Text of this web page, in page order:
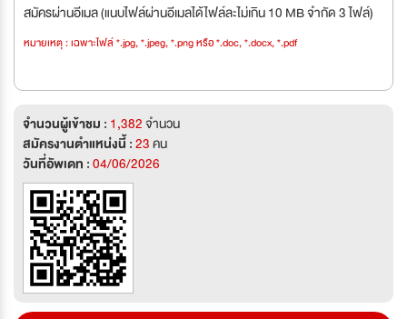
สมัครผ่านอีเมล (แนบไฟล์ผ่านอีเมลได้ไฟล์ละไม่เกิน 10 MB จำกัด 3 ไฟล์)
หมายเหตุ : เฉพาะไฟล์ *.jpg, *.jpeg, *.png หรือ *.doc, *.docx, *.pdf
จำนวนผู้เข้าชม : 1,382จำนวน
สมัครงานตำแหน่งนี้ :23คน
วันที่อัพเดท :04/06/2026